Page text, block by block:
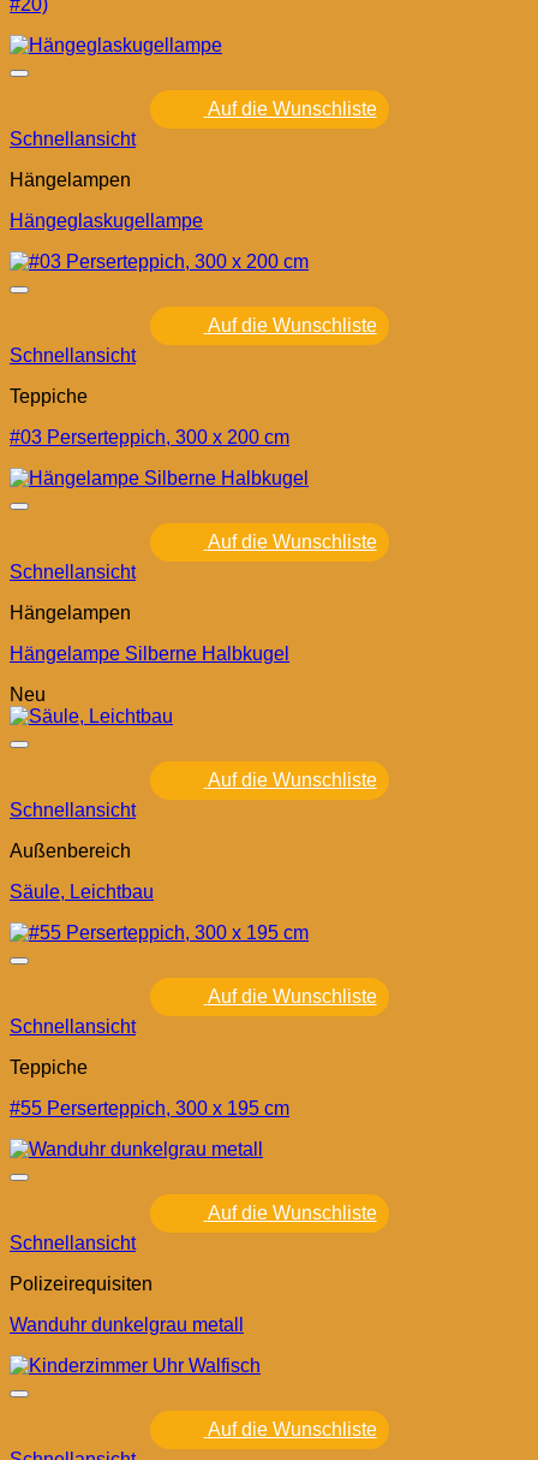
#20)
Auf die Wunschliste
Schnellansicht
Hängelampen
Hängeglaskugellampe
Auf die Wunschliste
Schnellansicht
Teppiche
#03 Perserteppich, 300 x 200 cm
Auf die Wunschliste
Schnellansicht
Hängelampen
Hängelampe Silberne Halbkugel
Neu
Auf die Wunschliste
Schnellansicht
Außenbereich
Säule, Leichtbau
Auf die Wunschliste
Schnellansicht
Teppiche
#55 Perserteppich, 300 x 195 cm
Auf die Wunschliste
Schnellansicht
Polizeirequisiten
Wanduhr dunkelgrau metall
Auf die Wunschliste